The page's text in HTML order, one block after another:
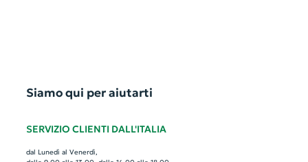
Siamo qui per aiutarti
SERVIZIO CLIENTI DALL'ITALIA
dal Lunedì al Venerdì,